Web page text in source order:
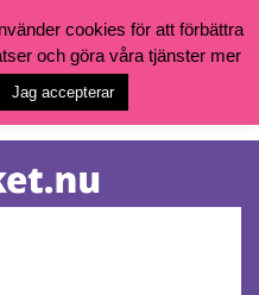
eller nå övriga
cookies för att förbättra
och göra våra tjänster mer
Jag accepterar